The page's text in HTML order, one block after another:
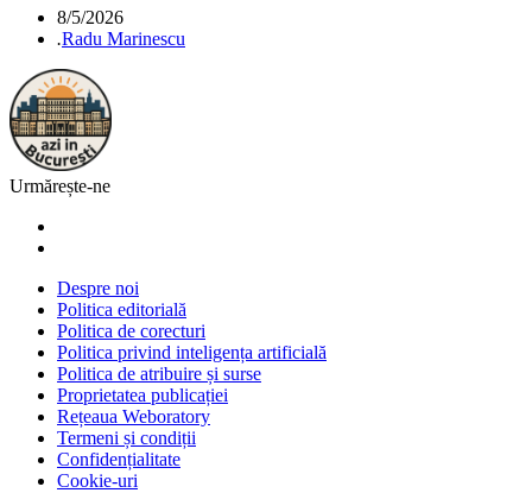
8/5/2026
.Radu Marinescu
Urmărește-ne
Despre noi
Politica editorială
Politica de corecturi
Politica privind inteligența artificială
Politica de atribuire și surse
Proprietatea publicației
Rețeaua Weboratory
Termeni și condiții
Confidențialitate
Cookie-uri